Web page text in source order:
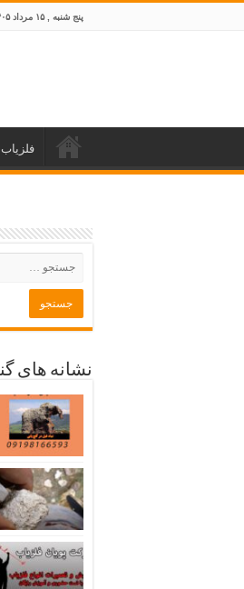
پنج شنبه , ۱۵ مرداد ۱۴۰۵
فلزیاب
نشانه های